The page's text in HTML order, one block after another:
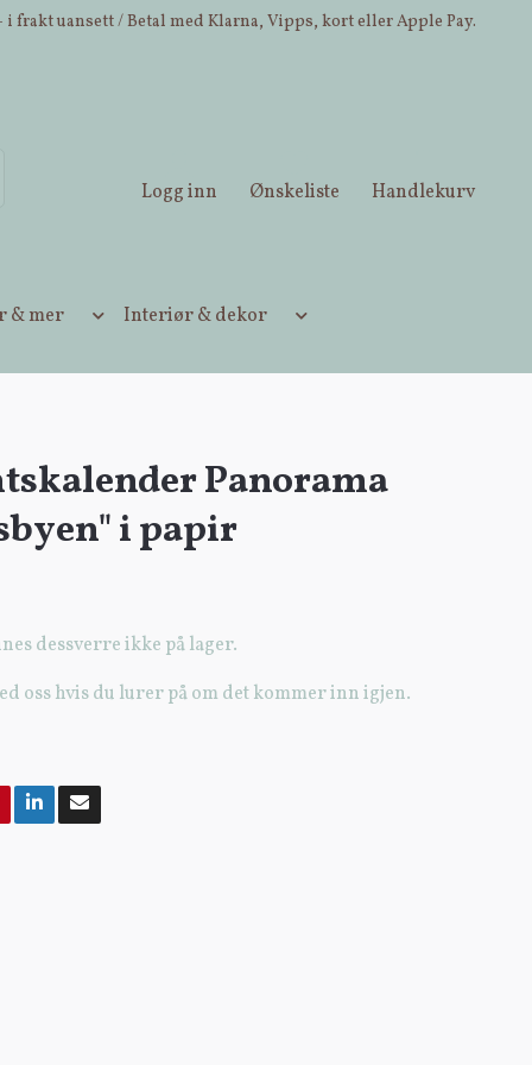
i frakt uansett / Betal med Klarna, Vipps, kort eller Apple Pay.
Logg inn Ønskeliste Handlekurv
& mer
Interiør & dekor
Panorama
i papir
dessverre ikke på lager.
oss hvis du lurer på om det kommer inn igjen.